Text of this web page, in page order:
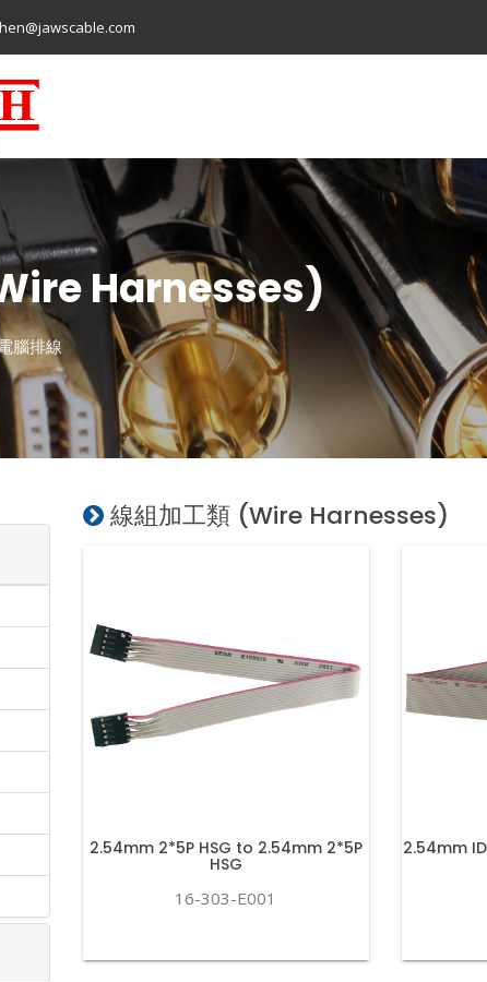
Harnesses)
腦排線
線組加工類 (Wire Harnesses)
2.54mm 2*5P HSG to 2.54mm 2*5P
HSG
16-303-E001
2.54mm